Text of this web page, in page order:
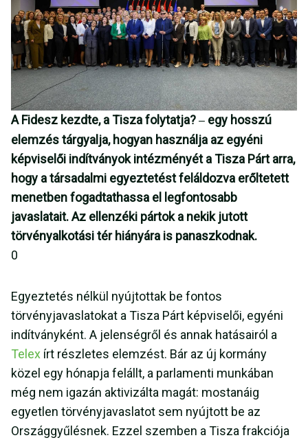
A Fidesz kezdte, a Tisza folytatja? – egy hosszú
elemzés tárgyalja, hogyan használja az egyéni
képviselői indítványok intézményét a Tisza Párt arra,
hogy a társadalmi egyeztetést feláldozva erőltetett
menetben fogadtathassa el legfontosabb
javaslatait. Az ellenzéki pártok a nekik jutott
törvényalkotási tér hiányára is panaszkodnak.
0
Egyeztetés nélkül nyújtottak be fontos
törvényjavaslatokat a Tisza Párt képviselői, egyéni
indítványként. A jelenségről és annak hatásairól a
Telex írt részletes elemzést. Bár az új kormány
közel egy hónapja felállt, a parlamenti munkában
még nem igazán aktivizálta magát: mostanáig
egyetlen törvényjavaslatot sem nyújtott be az
Országgyűlésnek. Ezzel szemben a Tisza frakciója